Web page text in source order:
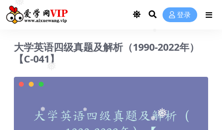
❅❅
❅
❅
❅
❅ 登录
大学英语四级真题及解析（1990-2022年）
【C-041】